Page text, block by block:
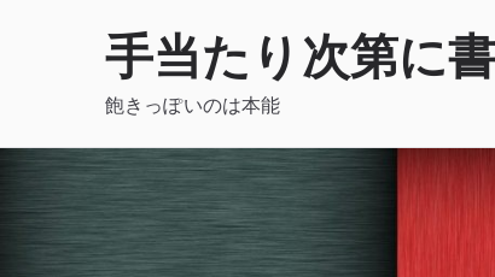
手当たり次第に
飽きっぽいのは本能